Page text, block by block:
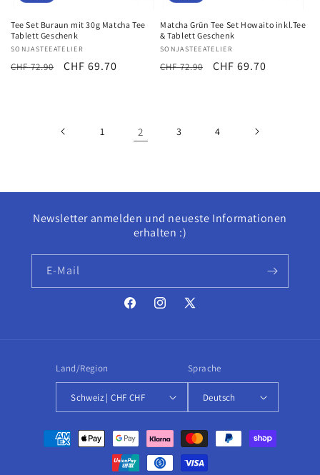
Tee Set Buraun mit 30g Matcha Tee
Tablett Geschenk
Anbieter:
SONJASTEEATELIER
Normaler
CHF 72.90 Verkaufspreis
CHF 69.70
Matcha Grün Tee Set Howaito inkl.Tee
& Tablett Geschenk
Anbieter:
SONJASTEEATELIER
Normaler
CHF 72.90 Verkaufspreis
CHF 69.70
1 2 3 4
Newsletter anmelden und neueste Informationen
erhalten :)
E-Mail
FacebookInstagram
X
Land/Region
Schweiz | CHF CHF
Sprache
Deutsch
Zahlungsmethoden